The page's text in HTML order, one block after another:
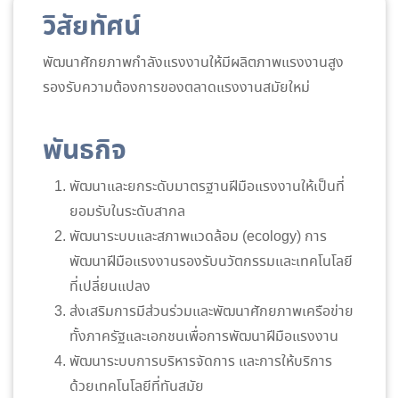
วิสัยทัศน์
พัฒนาศักยภาพกำลังแรงงานให้มีผลิตภาพแรงงานสูง
รองรับความต้องการของตลาดแรงงานสมัยใหม่
พันธกิจ
พัฒนาและยกระดับมาตรฐานฝีมือแรงงานให้เป็นที่
ยอมรับในระดับสากล
พัฒนาระบบและสภาพแวดล้อม (ecology) การ
พัฒนาฝีมือแรงงานรองรับนวัตกรรมและเทคโนโลยี
ที่เปลี่ยนแปลง
ส่งเสริมการมีส่วนร่วมและพัฒนาศักยภาพเครือข่าย
ทั้งภาครัฐและเอกชนเพื่อการพัฒนาฝีมือแรงงาน
พัฒนาระบบการบริหารจัดการ และการให้บริการ
ด้วยเทคโนโลยีที่ทันสมัย